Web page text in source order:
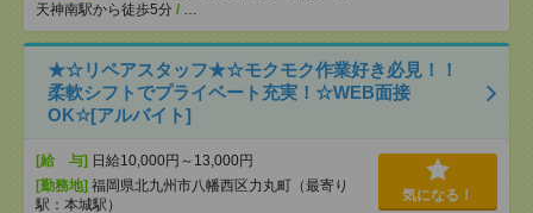
天神南駅から徒歩5分 / …
★☆リペアスタッフ★☆モクモク作業好き必見！！
柔軟シフトでプライベート充実！☆WEB面接
OK☆[アルバイト]
[給 与] 日給10,000円～13,000円
[勤務地] 福岡県北九州市八幡西区力丸町（最寄り
駅：本城駅）
気になる！